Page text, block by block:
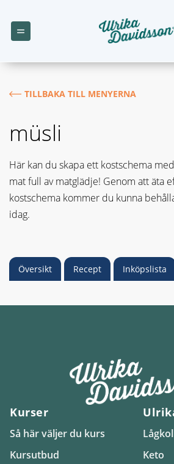
TILLBAKA TILL MENYERNA
müsli
Här kan du skapa ett kostschema
mat full av matglädje! Genom att äta
kostschema kommer du kunna
idag.
Översikt Recept Inköpslista
Kurser
Så här väljer du kurs
Kursutbud
Keto